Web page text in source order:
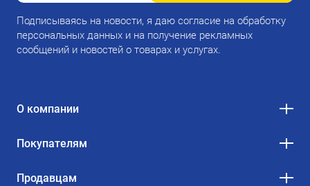
Подписываясь на новости, я даю согласие на обработку
персональных данных и на получение рекламных
сообщений и новостей о товарах и услугах.
О компании
Покупателям
Продавцам